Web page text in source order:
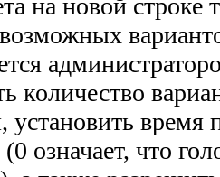
на новой строке
количество
установить время
означает, что